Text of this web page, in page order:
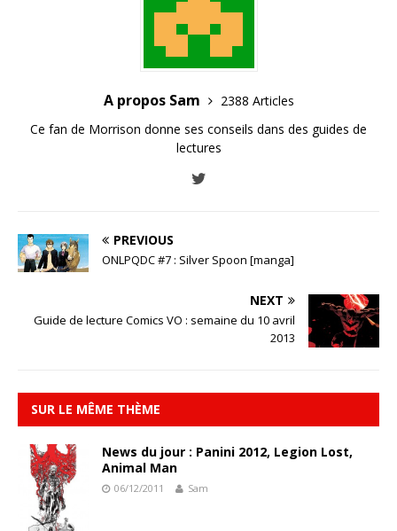
A propos Sam
2388 Articles
Ce fan de Morrison donne ses conseils dans des guides de
lectures
PREVIOUS
ONLPQDC #7 : Silver Spoon [manga]
NEXT
Guide de lecture Comics VO : semaine du 10 avril
2013
SUR LE MÊME THÈME
News du jour : Panini 2012, Legion Lost,
Animal Man
06/12/2011 Sam